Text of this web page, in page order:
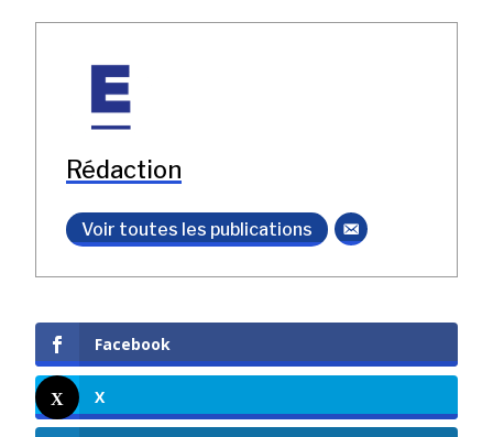
Rédaction
Voir toutes les publications
Facebook
X